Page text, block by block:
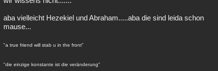
aba vielleicht Hezekiel und Abraham.....aba die sind leida schon
mause...
"a true friend will stab u in the front"
"die einzige konstante ist die veränderung"